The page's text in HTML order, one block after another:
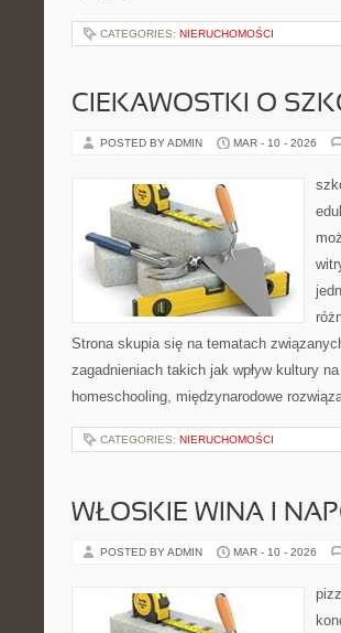
CATEGORIES: NIERUCHOMOŚCI
CIEKAWOSTKI O
POSTED BY ADMIN MAR - 10 - 2026
Strona skupia się na tematach
zagadnieniach takich jak wpływ kultury
homeschooling, międzynarodowe
CATEGORIES: NIERUCHOMOŚCI
WŁOSKIE WINA I
POSTED BY ADMIN MAR - 10 - 2026